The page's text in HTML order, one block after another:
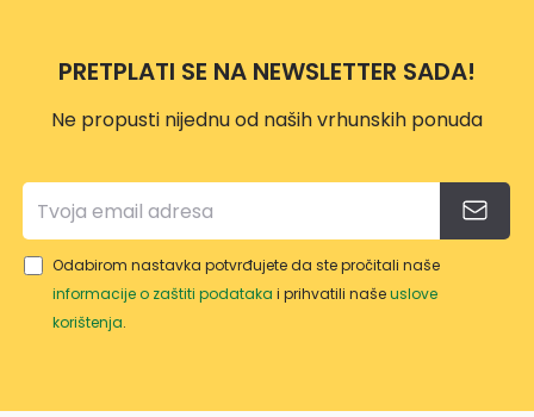
X15M
T
X15M
PRETPLATI SE NA NEWSLETTER SADA!
Ne propusti nijednu od naših vrhunskih ponuda
Odabirom nastavka potvrđujete da ste pročitali naše
informacije o zaštiti podataka i prihvatili našeuslove
korištenja.